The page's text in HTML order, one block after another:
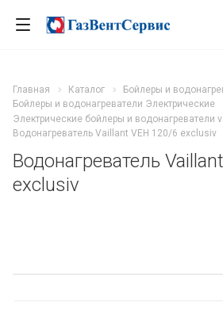
Главная Каталог
Бойлеры и
Бойлеры и водонагреватели Электрические
Электрические бойлеры и водонагреватели
Водонагреватель Vaillant VEH 120/6 exclusiv
Водонагреватель
exclusiv